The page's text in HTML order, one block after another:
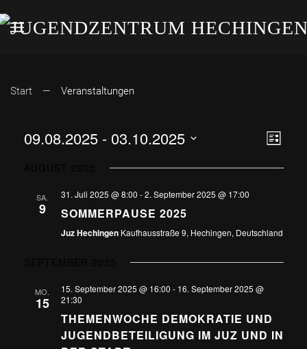
Start Veranstaltungen
Liste
09.08.2025 - 03.10.2025
SA.
9
31. Juli 2025 @ 8:00 -2. September 2025 @ 17:00
SOMMERPAUSE 2025
Juz Hechingen Kaufhausstraße 9, Hechingen, Deutschland
MO.
15
15. September 2025 @ 16:00 - 16. September 2025 @
21:30
THEMENWOCHE DEMOKRATIE UND
JUGENDBETEILIGUNG IM JUZ UND IN